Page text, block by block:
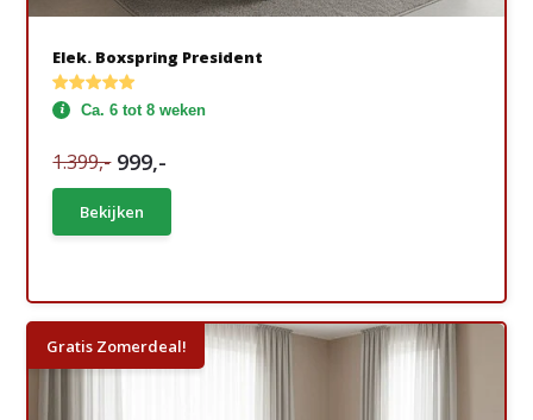
Elek. Boxspring President
Ca. 6 tot 8 weken
1.399,- 999,-
Bekijken
Gratis Zomerdeal!